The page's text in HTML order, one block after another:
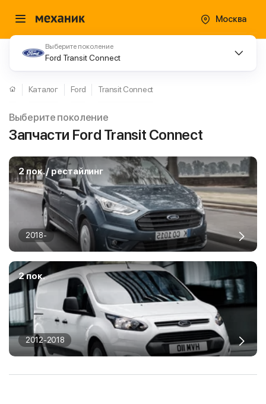
Москва
Выберите поколение
Ford Transit Connect
Каталог Ford Transit Connect
Выберите поколение
Запчасти Ford Transit Connect
2 пок. / рестайлинг
2018-
2 пок.
2012-2018